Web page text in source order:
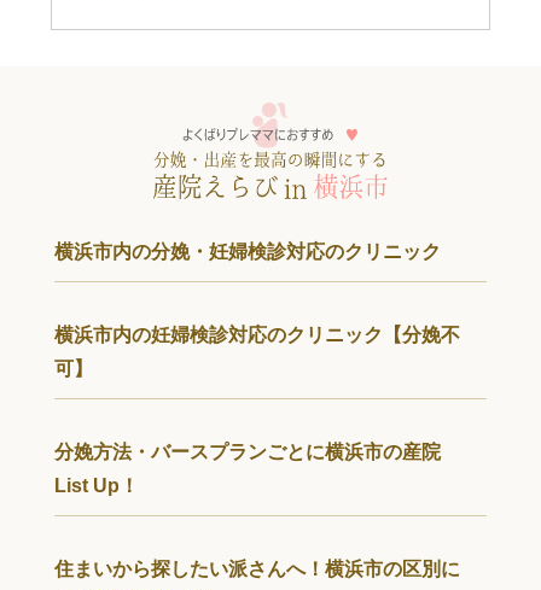
横浜市内の分娩・妊婦検診対応のクリニック
横浜市内の妊婦検診対応のクリニック【分娩不
可】
分娩方法・バースプランごとに横浜市の産院
List Up！
住まいから探したい派さんへ！横浜市の区別に